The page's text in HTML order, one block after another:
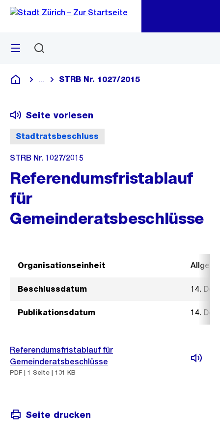
Navigation
Sprunglink
Menü
Deutsch
Blende alle Breadcrumbs ein
STRB Nr. 1027/2015
Stadtratsbeschluss
Seite vorlesen
STRB Nr. 1027/2015
Referendumsfristablauf
für
Gemeinderatsbeschlüsse
Organisationseinheit
Beschlussdatum 14.
Publikationsdatum 14.
Referendumsfristablauf für
Gemeinderatsbeschlüsse
PDF | 1 Seite | 131 KB
Seite drucken